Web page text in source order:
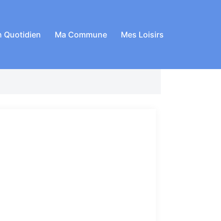
Quotidien Ma Commune Mes Loisirs